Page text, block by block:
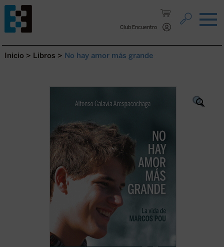
Club Encuentro
Saltar al contenido.
Inicio > Libros > No hay amor más grande